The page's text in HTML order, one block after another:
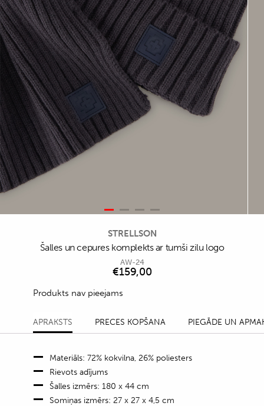
STRELLSON
Šalles un cepures komplekts ar tumši zilu logo
AW-24
€159,00
Produkts nav pieejams
APRAKSTS PRECES KOPŠANA PIEGĀDE UN
Materiāls: 72% kokvilna, 26% poliesters
Rievots adījums
Šalles izmērs: 180 x 44 cm
Somiņas izmērs: 27 x 27 x 4,5 cm